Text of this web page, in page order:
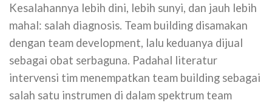
Kesalahannya lebih dini, lebih sunyi, dan jauh lebih
mahal: salah diagnosis. Team building disamakan
dengan team development, lalu keduanya dijual
sebagai obat serbaguna. Padahal literatur
intervensi tim menempatkan team building sebagai
salah satu instrumen di dalam spektrum team